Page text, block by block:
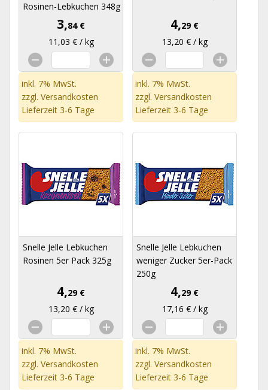
Rosinen-Lebkuchen 348g
3,84 €
11,03 € / kg
inkl. 7% MwSt.
zzgl. Versandkosten
Lieferzeit 3-6 Tage
4,29 €
13,20 € / kg
inkl. 7% MwSt.
zzgl. Versandkosten
Lieferzeit 3-6 Tage
Snelle Jelle Lebkuchen
Rosinen 5er Pack 325g
4,29 €
13,20 € / kg
inkl. 7% MwSt.
zzgl. Versandkosten
Lieferzeit 3-6 Tage
Snelle Jelle Lebkuchen
weniger Zucker 5er-Pack
250g
4,29 €
17,16 € / kg
inkl. 7% MwSt.
zzgl. Versandkosten
Lieferzeit 3-6 Tage